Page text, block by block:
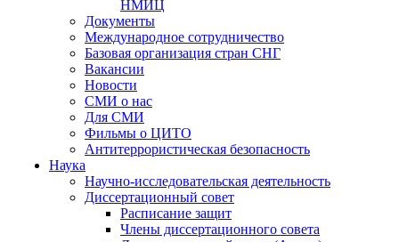
НМИЦ
Документы
Международное сотрудничество
Базовая организация стран СНГ
Вакансии
Новости
СМИ о нас
Для СМИ
Фильмы о ЦИТО
Антитеррористическая безопасность
Наука
Научно-исследовательская деятельность
Диссертационный совет
Расписание защит
Члены диссертационного совета